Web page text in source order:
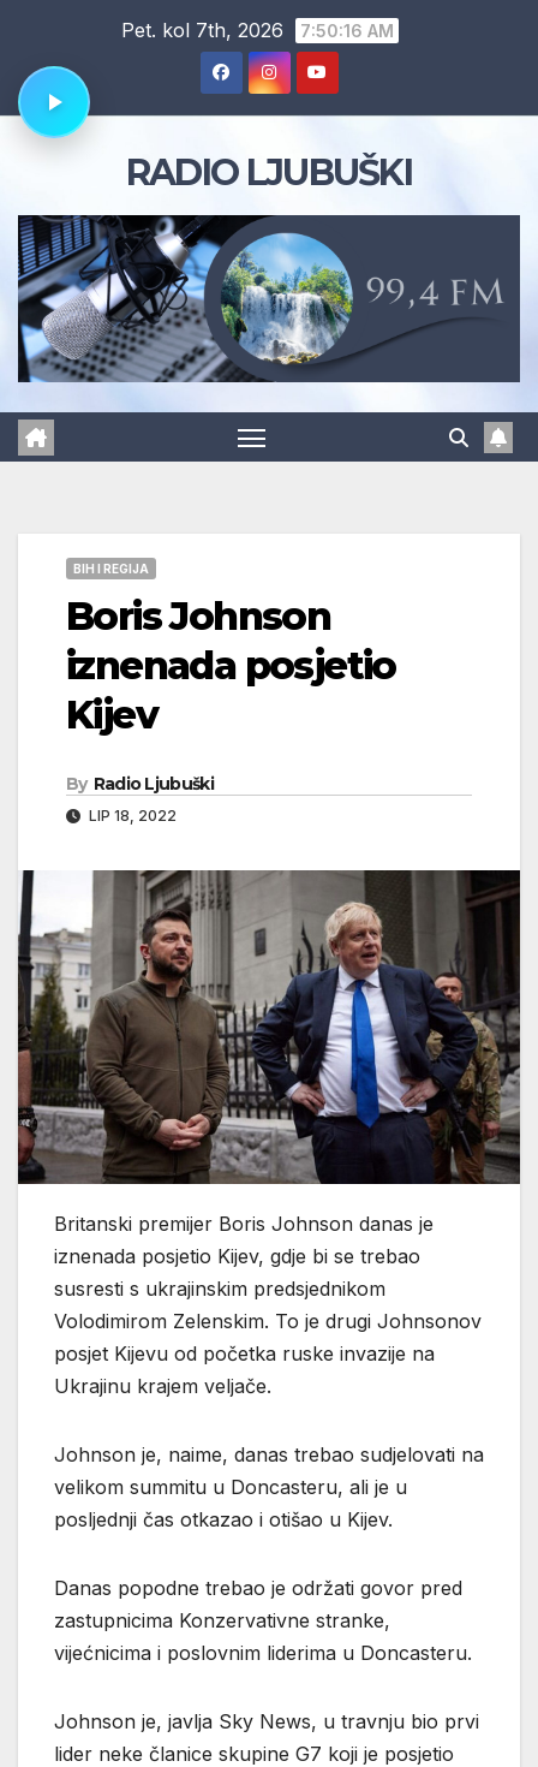
content
Pet. kol 7th, 2026 7:50:16 AM
RADIO LJUBUŠKI
BIH I REGIJA
Boris Johnson
iznenada posjetio
Kijev
By Radio Ljubuški
LIP 18, 2022
Britanski premijer Boris Johnson danas je
iznenada posjetio Kijev, gdje bi se trebao
susresti s ukrajinskim predsjednikom
Volodimirom Zelenskim. To je drugi Johnsonov
posjet Kijevu od početka ruske invazije na
Ukrajinu krajem veljače.
Johnson je, naime, danas trebao sudjelovati na
velikom summitu u Doncasteru, ali je u
posljednji čas otkazao i otišao u Kijev.
Danas popodne trebao je održati govor pred
zastupnicima Konzervativne stranke,
vijećnicima i poslovnim liderima u Doncasteru.
Johnson je, javlja Sky News, u travnju bio prvi
lider neke članice skupine G7 koji je posjetio